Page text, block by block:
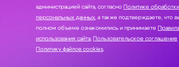
администрацией сайта, согласно Политике обработки
персональных данных , а также подтверждаете, что вы в
полном объеме ознакомились и принимаете Правила
использования сайта Пользовательское соглашение
Политику файлов cookies.